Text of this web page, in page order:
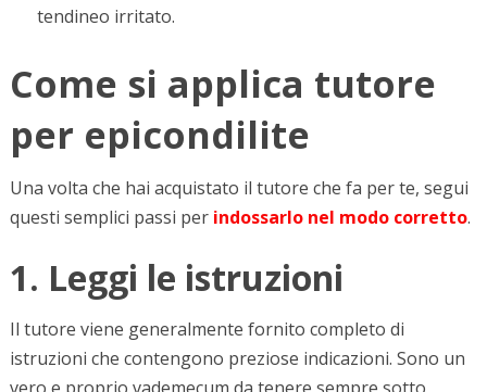
tendineo irritato.
Come si applica tutore
per epicondilite
Una volta che hai acquistato il tutore che fa per te, segui
questi semplici passi per indossarlo nel modo corretto.
1. Leggi le istruzioni
Il tutore viene generalmente fornito completo di
istruzioni che contengono preziose indicazioni. Sono un